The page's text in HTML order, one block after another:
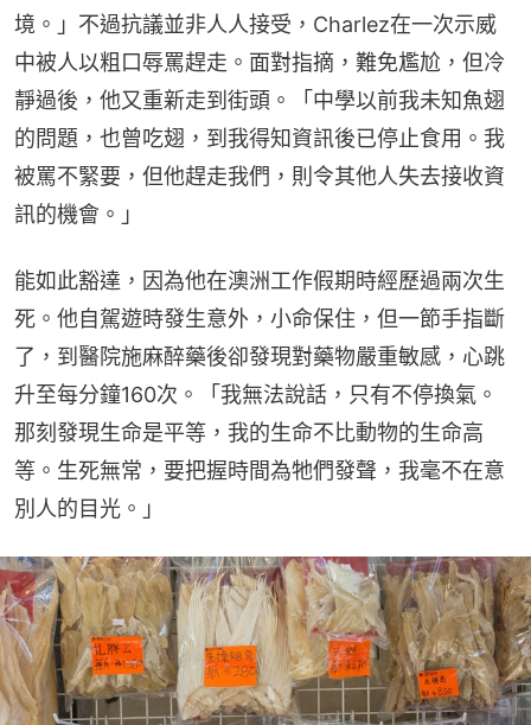
境。」不過抗議並非人人接受，Charlez在一次示威
中被人以粗口辱罵趕走。面對指摘，難免尷尬，但冷
靜過後，他又重新走到街頭。「中學以前我未知魚翅
的問題，也曾吃翅，到我得知資訊後已停止食用。我
被罵不緊要，但他趕走我們，則令其他人失去接收資
訊的機會。」
能如此豁達，因為他在澳洲工作假期時經歷過兩次生
死。他自駕遊時發生意外，小命保住，但一節手指斷
了，到醫院施麻醉藥後卻發現對藥物嚴重敏感，心跳
升至每分鐘160次。「我無法說話，只有不停換氣。
那刻發現生命是平等，我的生命不比動物的生命高
等。生死無常，要把握時間為牠們發聲，我毫不在意
別人的目光。」